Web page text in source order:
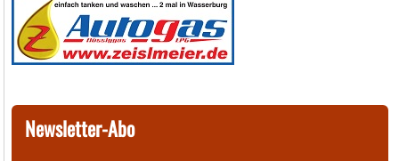
Newsletter-Abo